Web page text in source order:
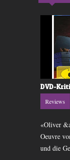
DVD-
Reviews
«Oliver
Oeuvre
und die